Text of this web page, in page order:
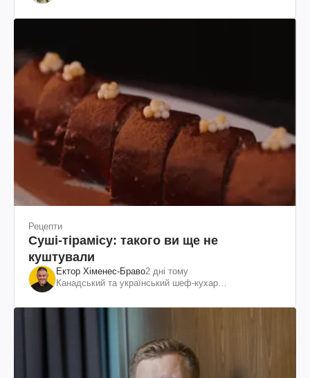
Рецепти
Суші-тірамісу: такого ви ще не
куштували
Ектор Хіменес-Браво2 дні тому
Канадський та український шеф-кухар